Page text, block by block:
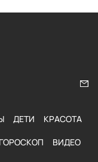
ДЕТИ КРАСОТА
ГОРОСКОП ВИДЕО